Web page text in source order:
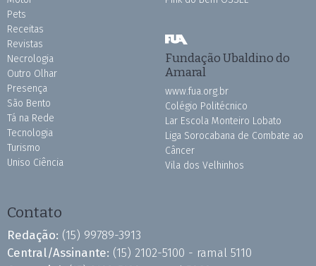
Pets
Receitas
Revistas
Necrologia
Outro Olhar
Presença
São Bento
Tá na Rede
Tecnologia
Turismo
Uniso Ciência
Fundação Ubaldino do
Amaral
www.fua.org.br
Colégio Politécnico
Lar Escola Monteiro Lobato
Liga Sorocabana de Combate ao
Câncer
Vila dos Velhinhos
Contato
Redação: (15) 99789-3913
Central/Assinante: (15) 2102-5100 - ramal 5110